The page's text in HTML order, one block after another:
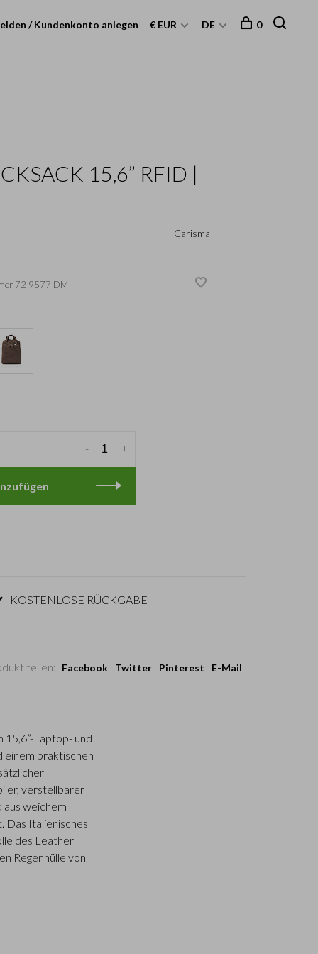
/ Kundenkonto anlegen € EUR DE 0
15,6” RFID |
Carisma
72 9577 DM
+
-
KOSTENLOSE RÜCKGABE
teilen: Facebook Twitter Pinterest E-Mail
Laptop- und
einem praktischen
verstellbarer
weichem
Das Italienisches
des Leather
Regenhülle von